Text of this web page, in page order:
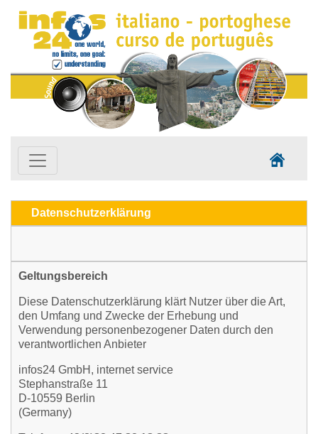
Datenschutzerklärung
Geltungsbereich
Diese Datenschutzerklärung klärt Nutzer über die Art,
den Umfang und Zwecke der Erhebung und
Verwendung personenbezogener Daten durch den
verantwortlichen Anbieter
infos24 GmbH, internet service
Stephanstraße 11
D-10559 Berlin
(Germany)